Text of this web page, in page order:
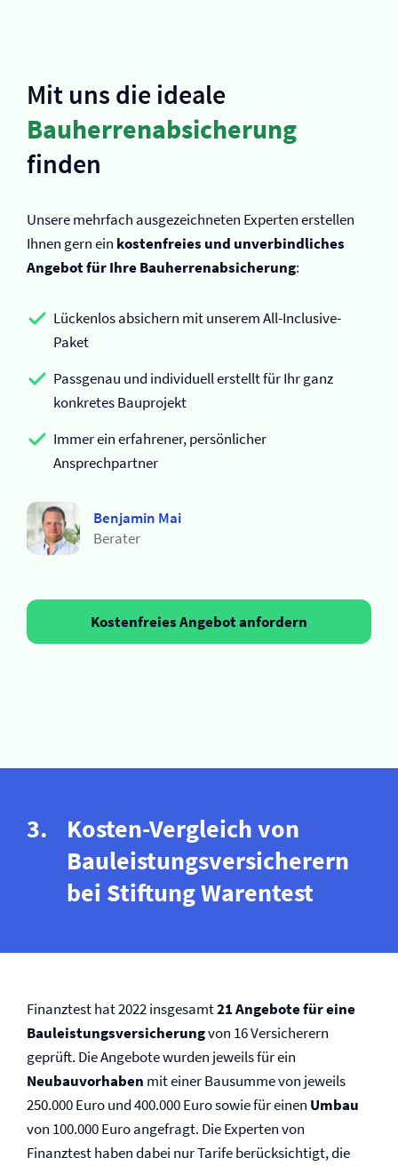
Mit uns die ideale
Bauherrenabsicherung
finden
Unsere mehrfach ausgezeichneten Experten erstellen
Ihnen gern ein kostenfreies und unverbindliches
Angebot für Ihre Bauherrenabsicherung:
Lückenlos absichern mit unserem All-Inclusive-
Paket
Passgenau und individuell erstellt für Ihr ganz
konkretes Bauprojekt
Immer ein erfahrener, persönlicher
Ansprechpartner
Benjamin Mai
Berater
Kostenfreies Angebot anfordern
Kosten-Vergleich von
Bauleistungs­versicherern
bei Stiftung Warentest
Finanztest hat 2022 insgesamt21 Angebote für eine
Bauleistungs­versicherungvon 16 Versicherern
geprüft. Die Angebote wurden jeweils für ein
Neubauvorhaben mit einer Bausumme von jeweils
250.000 Euro und 400.000 Euro sowie für einen Umbau
von 100.000 Euro angefragt. Die Experten von
Finanztest haben dabei nur Tarife berücksichtigt, die